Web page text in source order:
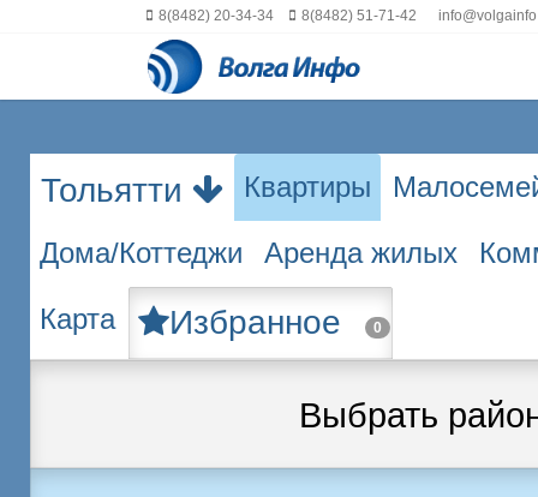
8(8482) 20-34-34 8(8482) 51-71-42
Тольятти Квартиры
Дома/Коттеджи Аренда жилых
Карта Избранное 0
Выбрать